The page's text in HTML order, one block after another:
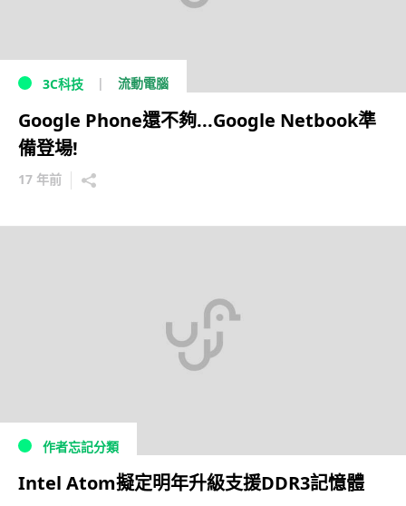
3C科技 流動電腦
Google Phone還不夠...Google Netbook準
備登場!
17 年前
作者忘記分類
Intel Atom擬定明年升級支援DDR3記憶體